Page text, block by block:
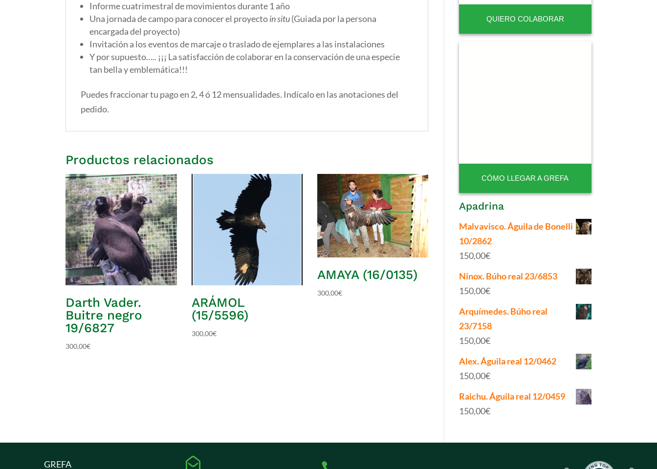
Informe cuatrimestral de movimientos durante 1 año
Una jornada de campo para conocer el proyectoin situ(Guiada por la persona
encargada del proyecto)
Invitación a los eventos de marcaje o traslado de ejemplares a las instalaciones
Y por supuesto….. ¡¡¡ La satisfacción de colaborar en la conservación de una especie
tan bella y emblemática!!!
Puedes fraccionar tu pago en 2, 4 ó 12 mensualidades. Indícalo en las anotaciones del
pedido.
Productos relacionados
Darth Vader.
Buitre negro
19/6827
300,00€
ARÁMOL
(15/5596)
300,00€
AMAYA (16/0135)
300,00€
QUIERO COLABORAR
CÓMO LLEGAR A GREFA
Apadrina
Malvavisco. Águila de Bonelli
10/2862
150,00€
Ninox. Búho real 23/6853
150,00€
Arquímedes. Búho real
23/7158
150,00€
Alex. Águila real 12/0462
150,00€
Raichu. Águila real 12/0459
150,00€
GREFA 